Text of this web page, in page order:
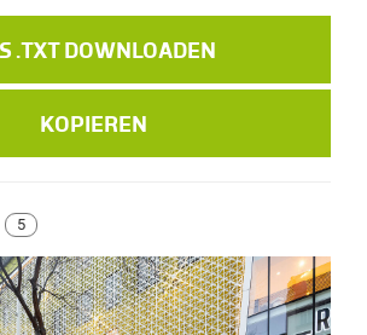
.TXT DOWNLOADEN
KOPIEREN
5